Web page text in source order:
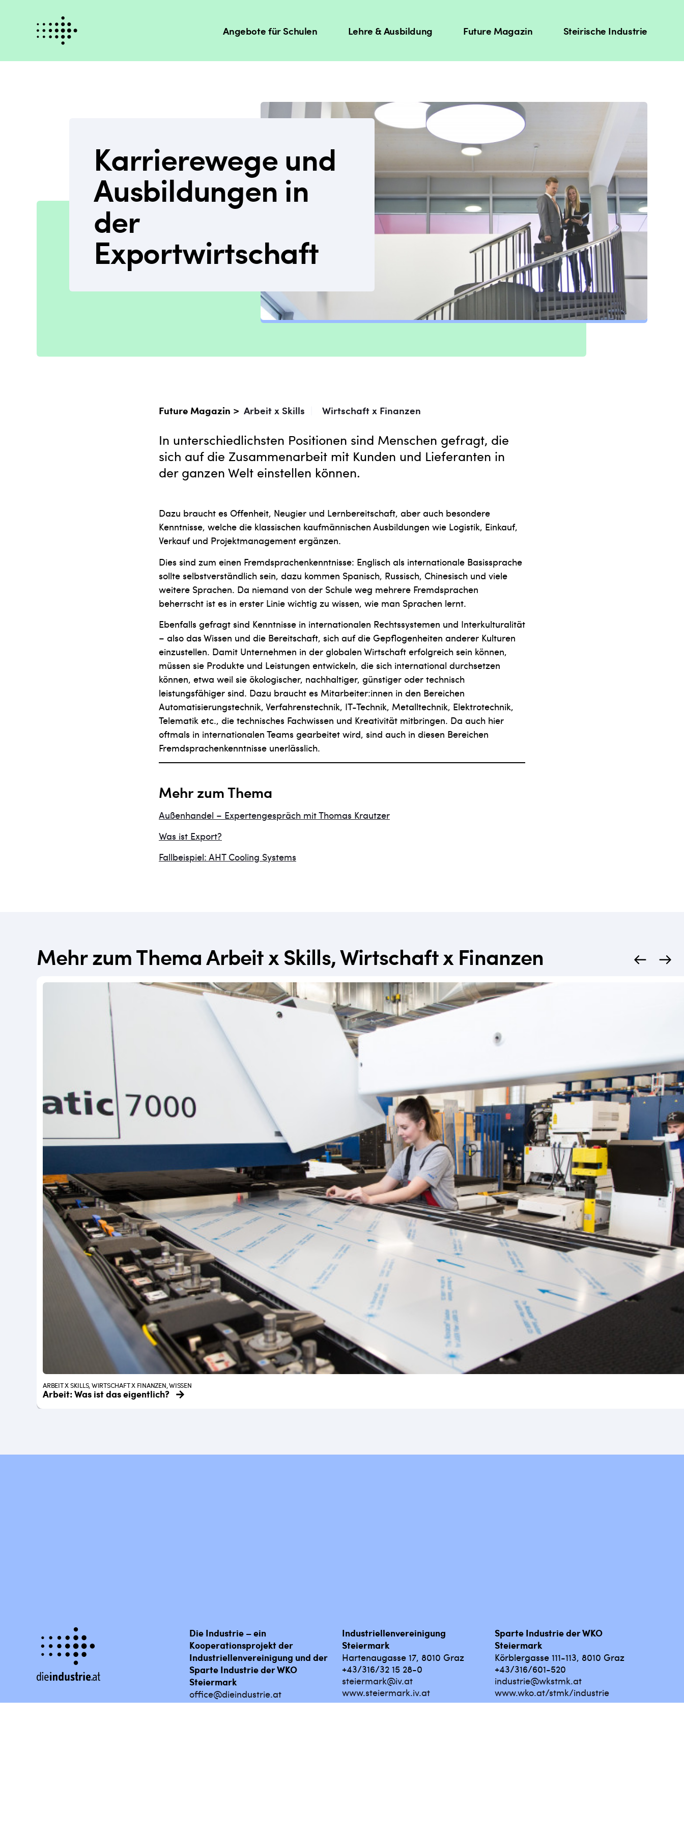
Angebote für Schulen Lehre & Ausbildung Future Magazin Steirische Industrie
Karrierewege und
Ausbildungen in
der
Exportwirtschaft
Future Magazin > Arbeit x Skills Wirtschaft x Finanzen
In unterschiedlichsten Positionen sind Menschen gefragt, die
sich auf die Zusammenarbeit mit Kunden und Lieferanten in
der ganzen Welt einstellen können.
Dazu braucht es Offenheit, Neugier und Lernbereitschaft, aber auch besondere
Kenntnisse, welche die klassischen kaufmännischen Ausbildungen wie Logistik, Einkauf,
Verkauf und Projektmanagement ergänzen.
Dies sind zum einen Fremdsprachenkenntnisse: Englisch als internationale Basissprache
sollte selbstverständlich sein, dazu kommen Spanisch, Russisch, Chinesisch und viele
weitere Sprachen. Da niemand von der Schule weg mehrere Fremdsprachen
beherrscht ist es in erster Linie wichtig zu wissen, wie man Sprachen lernt.
Ebenfalls gefragt sind Kenntnisse in internationalen Rechtssystemen und Interkulturalität
– also das Wissen und die Bereitschaft, sich auf die Gepflogenheiten anderer Kulturen
einzustellen. Damit Unternehmen in der globalen Wirtschaft erfolgreich sein können,
müssen sie Produkte und Leistungen entwickeln, die sich international durchsetzen
können, etwa weil sie ökologischer, nachhaltiger, günstiger oder technisch
leistungsfähiger sind. Dazu braucht es Mitarbeiter:innen in den Bereichen
Automatisierungstechnik, Verfahrenstechnik, IT-Technik, Metalltechnik, Elektrotechnik,
Telematik etc., die technisches Fachwissen und Kreativität mitbringen. Da auch hier
oftmals in internationalen Teams gearbeitet wird, sind auch in diesen Bereichen
Fremdsprachenkenntnisse unerlässlich.
Mehr zum Thema
Außenhandel – Expertengespräch mit Thomas Krautzer
Was ist Export?
Fallbeispiel: AHT Cooling Systems
Mehr zum Thema Arbeit x Skills, Wirtschaft x Finanzen
ARBEIT X SKILLS, WIRTSCHAFT X FINANZEN, WISSEN
Arbeit: Was ist das eigentlich?
Die Industrie – ein
Kooperationsprojekt der
Industriellenvereinigung und der
Sparte Industrie der WKO
Steiermark
office@dieindustrie.at
Industriellenvereinigung
Steiermark
Hartenaugasse 17, 8010 Graz
+43/316/32 15 28-0
steiermark@iv.at
www.steiermark.iv.at
Sparte Industrie der WKO
Steiermark
Körblergasse 111-113, 8010 Graz
+43/316/601-520
industrie@wkstmk.at
www.wko.at/stmk/industrie